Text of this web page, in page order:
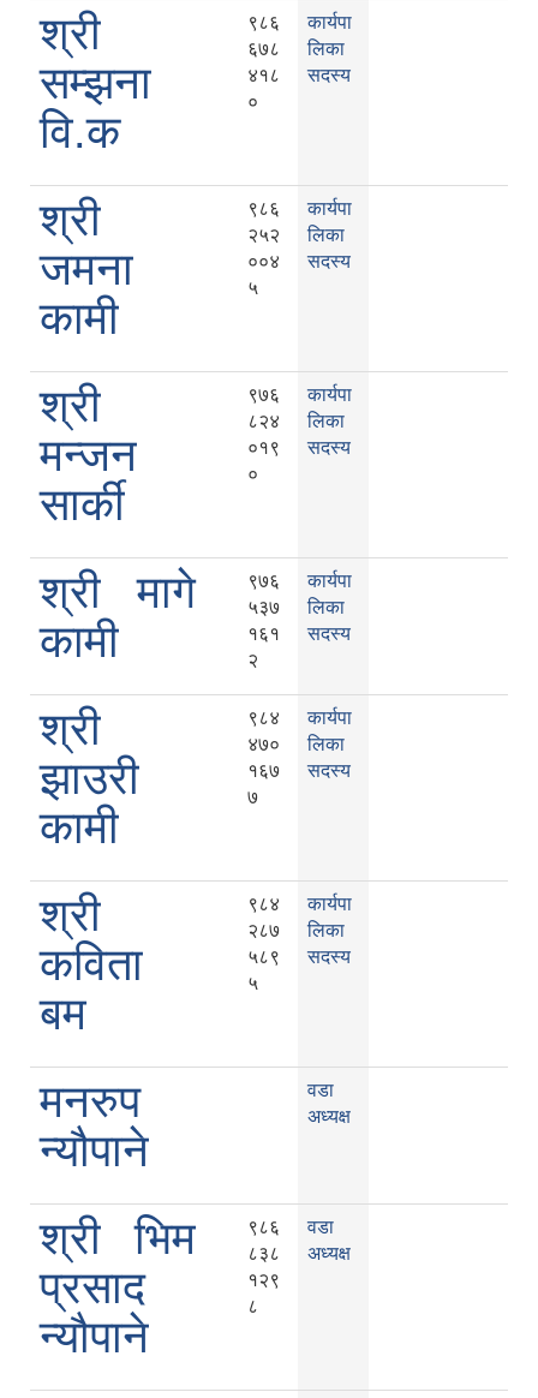
श्री
सम्झना
वि.क
९८६
६७८
४१८
०
कार्यपा
लिका
सदस्य
श्री
जमना
कामी
९८६
२५२
००४
५
कार्यपा
लिका
सदस्य
श्री
मन्जन
सार्की
९७६
८२४
०१९
०
कार्यपा
लिका
सदस्य
श्री मागे
कामी
९७६
५३७
१६१
२
कार्यपा
लिका
सदस्य
श्री
झाउरी
कामी
९८४
४७०
१६७
७
कार्यपा
लिका
सदस्य
श्री
कविता
बम
९८४
२८७
५८९
५
कार्यपा
लिका
सदस्य
मनरुप
न्यौपाने
वडा
अध्यक्ष
श्री भिम
प्रसाद
न्यौपाने
९८६
८३८
१२९
८
वडा
अध्यक्ष